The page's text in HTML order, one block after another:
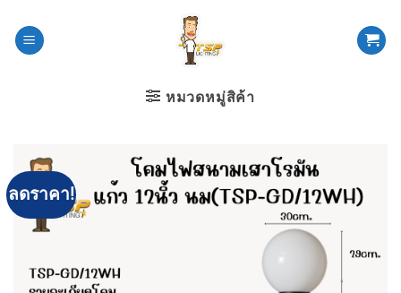
หมวดหมู่สิค้า
ลดราคา!